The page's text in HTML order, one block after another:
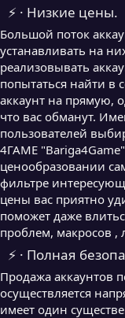
⚡ · Низкие цены.
Большой поток
устанавливать на
реализовывать
попытаться найти в
аккаунт на прямую,
что вас обманут.
пользователей
4ГАМЕ
ценообразовании
фильтре
цены вас приятно
поможет даже
проблем, макросов ,
⚡ · Полная
Продажа аккаунтов
осуществляется
имеет один